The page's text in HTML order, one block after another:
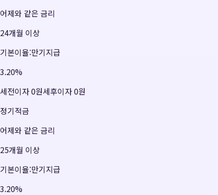
어제와 같은 금리
24개월 이상
기본이율:만기지급
3.20%
세전이자0원세후이자0원
정기적금
어제와 같은 금리
25개월 이상
기본이율:만기지급
3.20%